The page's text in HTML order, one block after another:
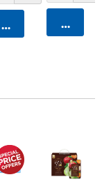
카트에 담기 카트에